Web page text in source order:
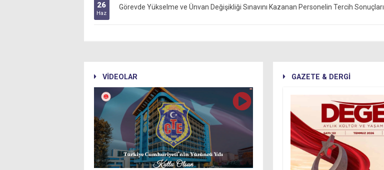
26
Haz
Görevde Yükselme ve Ünvan Değişikliği Sınavını Kazanan Personelin Tercih Sonuçları
VİDEOLAR GAZETE & DERGİ